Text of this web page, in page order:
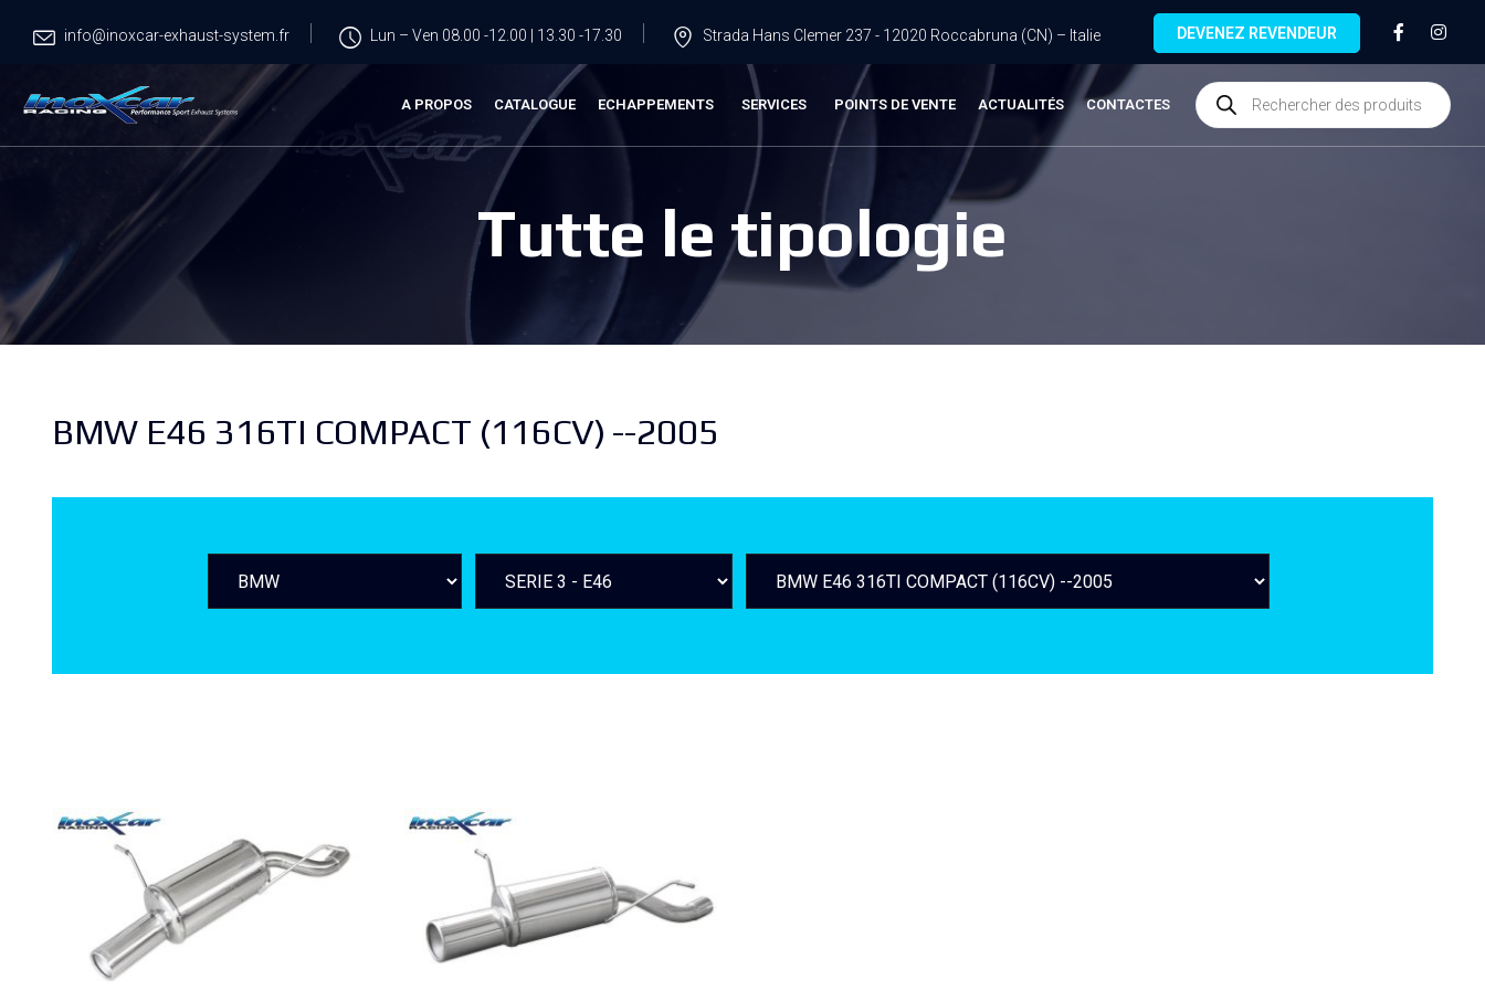
info@inoxcar-exhaust-system.fr Lun – Ven 08.00 -12.00 | 13.30 -17.30 Strada Hans Clemer 237 - 12020 Roccabruna (CN) – Italie DEVENEZ REVENDEUR
A PROPOS CATALOGUE ECHAPPEMENTS SERVICES POINTS DE VENTE ACTUALITÉS CONTACTES
Tutte le tipologie
BMW E46 316TI COMPACT (116CV) --2005